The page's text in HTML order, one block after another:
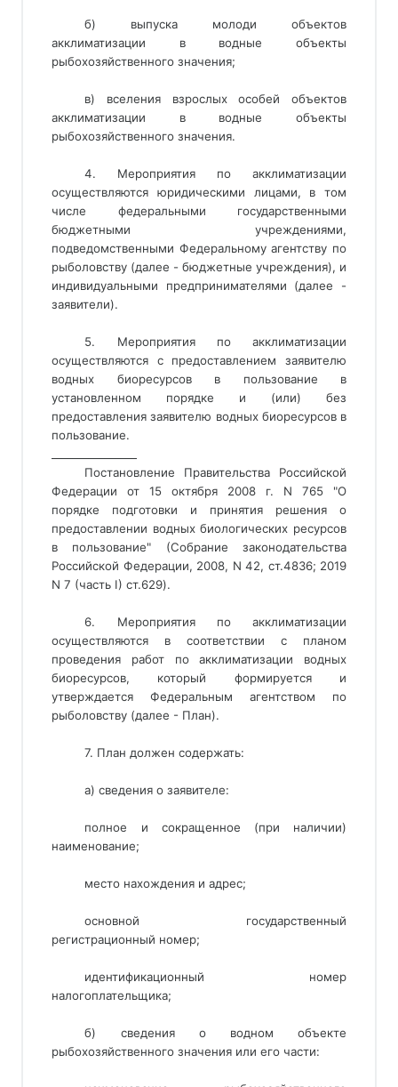
б) выпуска молоди объектов
акклиматизации в водные объекты
рыбохозяйственного значения;
в) вселения взрослых особей объектов
акклиматизации в водные объекты
рыбохозяйственного значения.
4. Мероприятия по акклиматизации
осуществляются юридическими лицами, в том
числе федеральными государственными
бюджетными учреждениями,
подведомственными Федеральному агентству по
рыболовству (далее - бюджетные учреждения), и
индивидуальными предпринимателями (далее -
заявители).
5. Мероприятия по акклиматизации
осуществляются с предоставлением заявителю
водных биоресурсов в пользование в
установленном порядке и (или) без
предоставления заявителю водных биоресурсов в
пользование.
Постановление Правительства Российской
Федерации от 15 октября 2008 г. N 765 "О
порядке подготовки и принятия решения о
предоставлении водных биологических ресурсов
в пользование" (Собрание законодательства
Российской Федерации, 2008, N 42, ст.4836; 2019
N 7 (часть I) ст.629).
6. Мероприятия по акклиматизации
осуществляются в соответствии с планом
проведения работ по акклиматизации водных
биоресурсов, который формируется и
утверждается Федеральным агентством по
рыболовству (далее - План).
7. План должен содержать:
а) сведения о заявителе:
полное и сокращенное (при наличии)
наименование;
место нахождения и адрес;
основной государственный
регистрационный номер;
идентификационный номер
налогоплательщика;
б) сведения о водном объекте
рыбохозяйственного значения или его части: